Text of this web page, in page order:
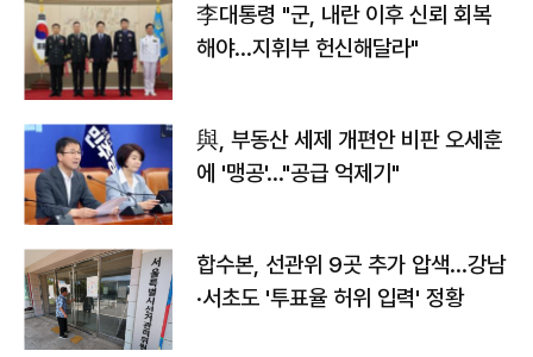
李대통령 "군, 내란 이후 신뢰 회복
해야…지휘부 헌신해달라"
與, 부동산 세제 개편안 비판 오세훈
에 '맹공'…"공급 억제기"
합수본, 선관위 9곳 추가 압색…강남
·서초도 '투표율 허위 입력' 정황